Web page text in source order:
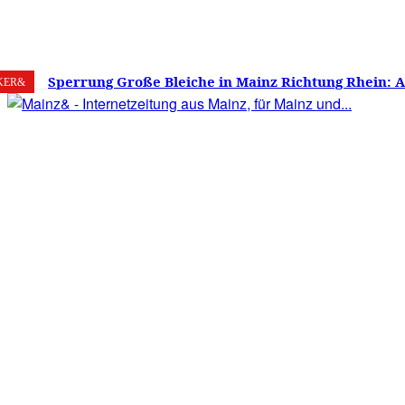
9. August 2026 34.1 Mainz
Sperrung Große Bleiche in Mainz Richtung Rhein:
verwirrt, Mainzer stinksauer – Haben die Mainzer